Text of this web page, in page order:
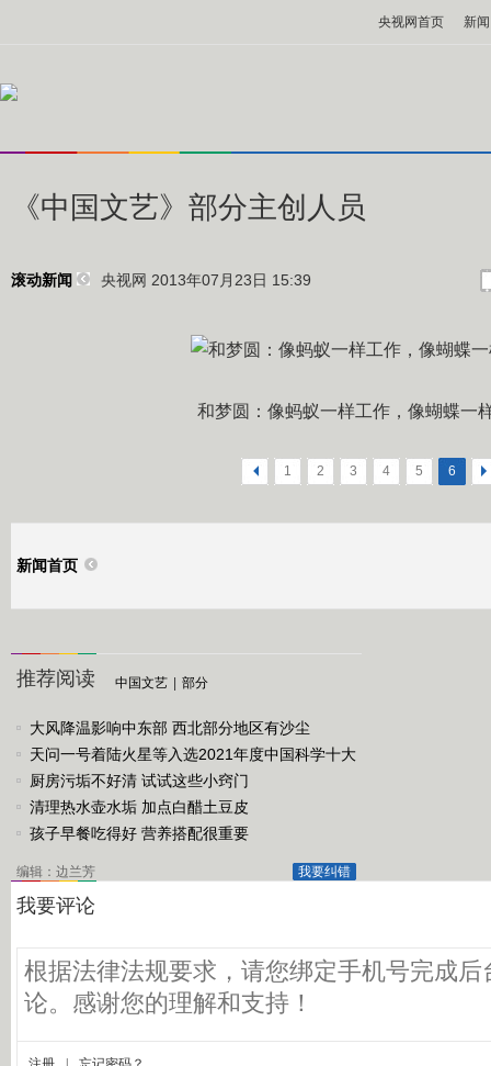
央视网首页 新闻
《中国文艺》部分主创人员
滚动新闻 央视网 2013年07月23日 15:39
和梦圆：像蚂蚁一样工作，像蝴蝶一
< 1 2 3 4 5 6 >
新闻首页
推荐阅读 中国文艺 部分
大风降温影响中东部 西北部分地区有沙尘
天问一号着陆火星等入选2021年度中国科学十大
进展
厨房污垢不好清 试试这些小窍门
清理热水壶水垢 加点白醋土豆皮
孩子早餐吃得好 营养搭配很重要
我要纠错
编辑：边兰芳